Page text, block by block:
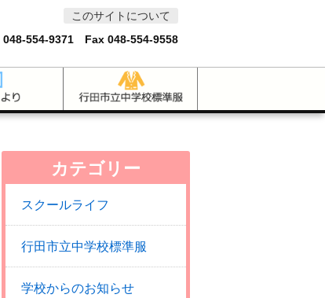
このサイトについて
048-554-9371 Fax 048-554-9558
カテゴリー
スクールライフ
行田市立中学校標準服
学校からのお知らせ